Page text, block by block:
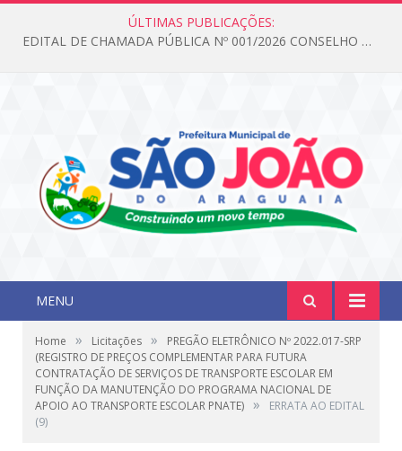
ÚLTIMAS PUBLICAÇÕES:
EDITAL DE CHAMADA PÚBLICA Nº 001/2026 CONSELHO DOS DIREITOS DA CRIANÇA E DO ADOLESCENTE
MENU
Home » Licitações »
PREGÃO ELETRÔNICO Nº 2022.017-SRP
(REGISTRO DE PREÇOS COMPLEMENTAR PARA FUTURA
CONTRATAÇÃO DE SERVIÇOS DE TRANSPORTE ESCOLAR EM
FUNÇÃO DA MANUTENÇÃO DO PROGRAMA NACIONAL DE
APOIO AO TRANSPORTE ESCOLAR PNATE) »
ERRATA AO EDITAL
(9)